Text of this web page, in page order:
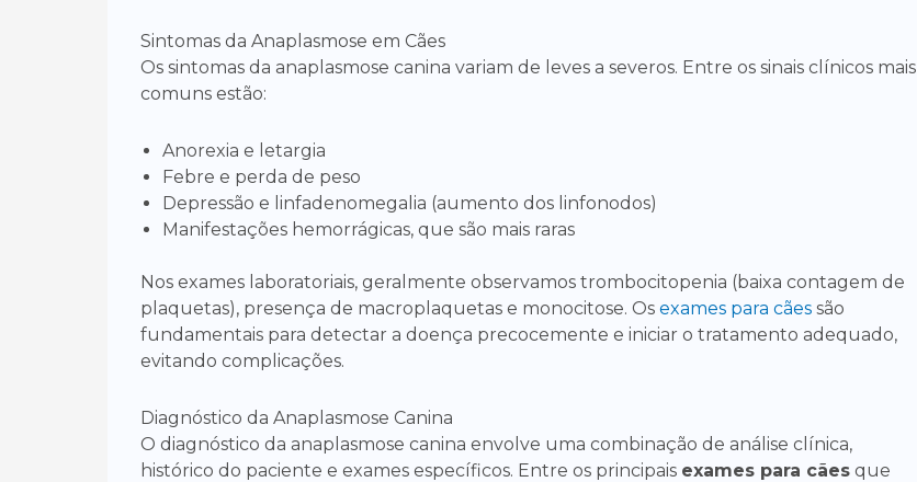
Sintomas da Anaplasmose em Cães
Os sintomas da anaplasmose canina variam de leves a severos. Entre os sinais clínicos mais
comuns estão:
Anorexia e letargia
Febre e perda de peso
Depressão e linfadenomegalia (aumento dos linfonodos)
Manifestações hemorrágicas, que são mais raras
Nos exames laboratoriais, geralmente observamos trombocitopenia (baixa contagem de
plaquetas), presença de macroplaquetas e monocitose. Os exames para cães são
fundamentais para detectar a doença precocemente e iniciar o tratamento adequado,
evitando complicações.
Diagnóstico da Anaplasmose Canina
O diagnóstico da anaplasmose canina envolve uma combinação de análise clínica,
histórico do paciente e exames específicos. Entre os principais exames para cães que